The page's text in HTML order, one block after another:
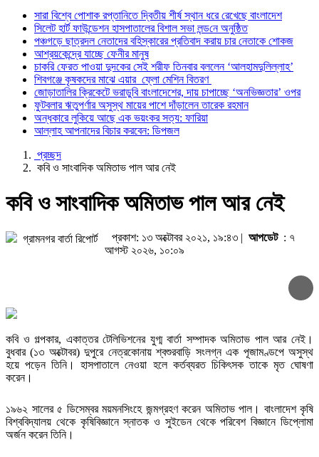
সিলেট হার্ট ফাউন্ডেশন হাসপাতালের বিশাল
পঞ্চগড়ে ছাত্রদল নেতাদের বহিস্কারের
আশ্রয়কেন্দ্রে যাচ্ছে ফেনীর মানুষ
চাকরি ফেরত পাওয়া দুদকের সেই শরীফ
শিবগঞ্জে কৃষকদের মাঝে এয়ার ফ্লো মেশিন
জোড়াতালির ক্রিকেটে ভরাডুবি বাংলাদেশের,
ফুটবলার ঋতুপর্ণার অসুস্থ মায়ের পাশে
অন্ধকারে লুকিয়ে আছে এক ভয়ংকর সত্য:
আল্লাহ আপনাদের বিচার করবেন: ডিপজল
সারা বিশ্বে পোশাক রপ্তানিতে দ্বিতীয় শীর্ষ স্থান ধরে রেখেছে বাংলাদেশ
সিলেট হার্ট ফাউন্ডেশন হাসপাতালের বিশাল সভা লন্ড‌নে অনুষ্ঠিত
পঞ্চগড়ে ছাত্রদল নেতাদের বহিস্কারের প্রতিবাদ করায় চার নেতাকে শোকজ
আশ্রয়কেন্দ্রে যাচ্ছে ফেনীর মানুষ
চাকরি ফেরত পাওয়া দুদকের সেই শরীফ তিনবার বললেন ‘আলহামদুলিল্লাহ’
শিবগঞ্জে কৃষকদের মাঝে এয়ার ফ্লো মেশিন বিতরণ
জোড়াতালির ক্রিকেটে ভরাডুবি বাংলাদেশের, দায় চাপাচ্ছে ‘অনভিজ্ঞতার’ ওপর
ফুটবলার ঋতুপর্ণার অসুস্থ মায়ের পাশে দাঁড়ালেন তারেক রহমান
অন্ধকারে লুকিয়ে আছে এক ভয়ংকর সত্য: ফারিয়া
আল্লাহ আপনাদের বিচার করবেন: ডিপজল
প্রচ্ছদ
কবি ও সাংবাদিক অমিতাভ পাল আর নেই
কবি ও সাংবাদিক অমিতাভ পাল আর নেই
গ্রামনগর বার্তা রিপোর্ট প্রকাশ: ১৩ অক্টোবর ২০২১, ১৯:৪৩ | আপডেট: ৭
আগস্ট ২০২৬, ১০:০৯
কবি ও গল্পকার, একাত্তর টেলিভিশনের যুগ্ম বার্তা সম্পাদক অমিতাভ পাল আর নেই।
বুধবার (১৩ অক্টোবর) দুপুরে নেত্রকোনায় শ্বশুরবাড়ি সংলগ্ন এক পূজামণ্ডপে অসুস্থ
হয়ে পড়েন তিনি। হাসপাতালে নেওয়া হলে কর্তব্যরত চিকিৎসক তাকে মৃত ঘোষণা
করেন।
১৯৬২ সালের ৫ ডিসেম্বর ময়মনসিংহে জন্মগ্রহণ করেন অমিতাভ পাল। বাংলাদেশ কৃষি
বিশ্ববিদ্যালয় থেকে কৃষিবিজ্ঞানে স্নাতক ও সুইডেন থেকে পরিবেশ বিজ্ঞানে ডিপ্লোমা
অর্জন করেন তিনি।